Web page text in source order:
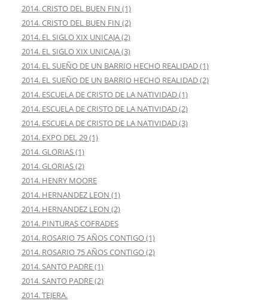
2014. CRISTO DEL BUEN FIN (1)
2014. CRISTO DEL BUEN FIN (2)
2014. EL SIGLO XIX UNICAJA (2)
2014. EL SIGLO XIX UNICAJA (3)
2014. EL SUEÑO DE UN BARRIO HECHO REALIDAD (1)
2014. EL SUEÑO DE UN BARRIO HECHO REALIDAD (2)
2014. ESCUELA DE CRISTO DE LA NATIVIDAD (1)
2014. ESCUELA DE CRISTO DE LA NATIVIDAD (2)
2014. ESCUELA DE CRISTO DE LA NATIVIDAD (3)
2014. EXPO DEL 29 (1)
2014. GLORIAS (1)
2014. GLORIAS (2)
2014. HENRY MOORE
2014. HERNANDEZ LEON (1)
2014. HERNANDEZ LEON (2)
2014. PINTURAS COFRADES
2014. ROSARIO 75 AÑOS CONTIGO (1)
2014. ROSARIO 75 AÑOS CONTIGO (2)
2014. SANTO PADRE (1)
2014. SANTO PADRE (2)
2014. TEJERA.